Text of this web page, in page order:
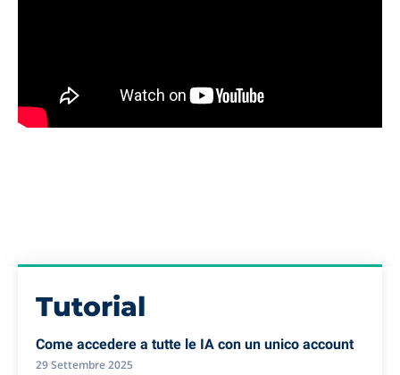
Tutorial
Come accedere a tutte le IA con un unico account
29 Settembre 2025